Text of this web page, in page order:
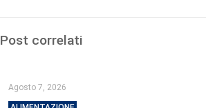
Post correlati
Agosto 7, 2026